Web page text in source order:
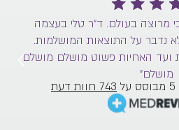
מרוצה בעולם. ד״ר טלי בעצמה
נדבר על התוצאות המושלמות.
ועד האחיות פשוט מושלם מושלם
מושלם”
743 חוות דעת